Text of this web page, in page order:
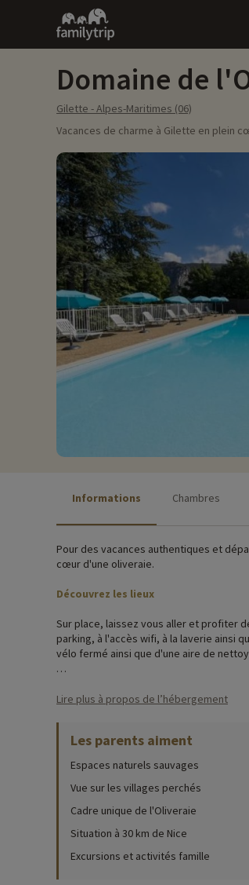
Family
trip
Domaine de
Gilette - Alpes-Maritimes (06)
Vacances de charme à Gilette en plein
Informations Chambres
Pour des vacances authentiques et
cœur d'une oliveraie.
Découvrez les lieux
Sur place, laissez vous aller et profiter
parking, à l'accès wifi, à la laverie ainsi qu'à toutes les activités et animations prévues !
vélo fermé ainsi que d'une aire de
cuisine équipé. Depuis votre logement,
Pour des informations très précises
Pendant vos vacances au Domaine de
Puis vous pourrez poursuivre direction
Le Domaine de l'Olivaie est un lieu de
Lire plus à propos de l’hébergement
Les parents aiment
Espaces naturels sauvages
Vue sur les villages perchés
Cadre unique de l'Oliveraie
Situation à 30 km de Nice
Excursions et activités famille